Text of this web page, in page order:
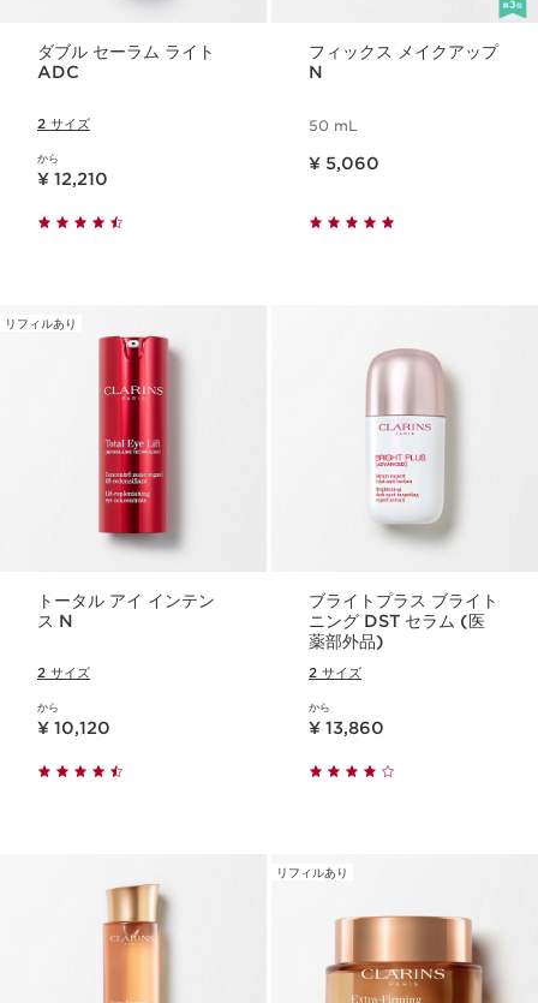
ダブル セーラム ライト
ADC
2 サイズ
から
現在表示中の製品の価格 ¥ 12,210
¥ 12,210
フィックス メイクアップ
N
50 mL
¥ 5,060
リフィルあり
トータル アイ インテン
ス N
2 サイズ
から
現在表示中の製品の価格 ¥ 10,120
¥ 10,120
ブライトプラス ブライト
ニング DST セラム (医
薬部外品)
2 サイズ
から
現在表示中の製品の価格 ¥ 13,860
¥ 13,860
リフィルあり